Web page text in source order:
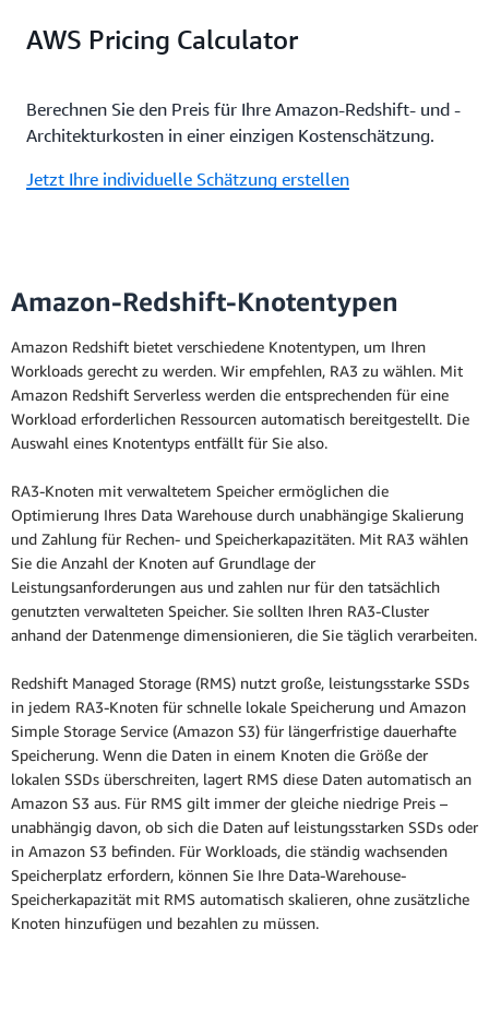
AWS Pricing Calculator
Berechnen Sie den Preis für Ihre Amazon-Redshift- und -
Architekturkosten in einer einzigen Kostenschätzung.
Jetzt Ihre individuelle Schätzung erstellen
Amazon-Redshift-Knotentypen
Amazon Redshift bietet verschiedene Knotentypen, um Ihren
Workloads gerecht zu werden. Wir empfehlen, RA3 zu wählen. Mit
Amazon Redshift Serverless werden die entsprechenden für eine
Workload erforderlichen Ressourcen automatisch bereitgestellt. Die
Auswahl eines Knotentyps entfällt für Sie also.
RA3-Knoten mit verwaltetem Speicher ermöglichen die
Optimierung Ihres Data Warehouse durch unabhängige Skalierung
und Zahlung für Rechen- und Speicherkapazitäten. Mit RA3 wählen
Sie die Anzahl der Knoten auf Grundlage der
Leistungsanforderungen aus und zahlen nur für den tatsächlich
genutzten verwalteten Speicher. Sie sollten Ihren RA3-Cluster
anhand der Datenmenge dimensionieren, die Sie täglich verarbeiten.
Redshift Managed Storage (RMS) nutzt große, leistungsstarke SSDs
in jedem RA3-Knoten für schnelle lokale Speicherung und Amazon
Simple Storage Service (Amazon S3) für längerfristige dauerhafte
Speicherung. Wenn die Daten in einem Knoten die Größe der
lokalen SSDs überschreiten, lagert RMS diese Daten automatisch an
Amazon S3 aus. Für RMS gilt immer der gleiche niedrige Preis –
unabhängig davon, ob sich die Daten auf leistungsstarken SSDs oder
in Amazon S3 befinden. Für Workloads, die ständig wachsenden
Speicherplatz erfordern, können Sie Ihre Data-Warehouse-
Speicherkapazität mit RMS automatisch skalieren, ohne zusätzliche
Knoten hinzufügen und bezahlen zu müssen.